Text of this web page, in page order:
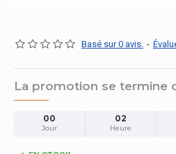
Basé sur 0 avis. -
La promotion se termine
00
Jour
02
Heure